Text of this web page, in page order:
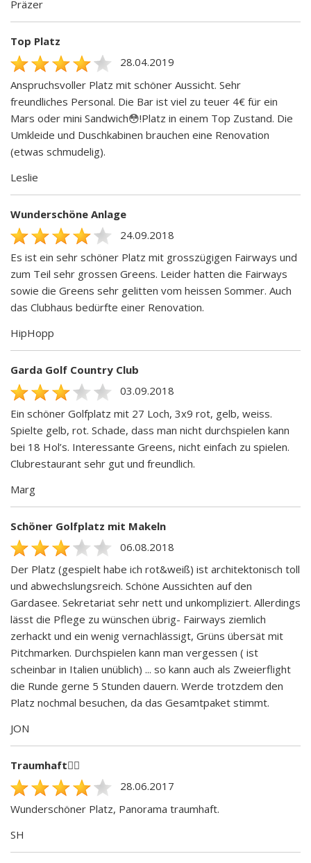
Präzer
Top Platz
28.04.2019
Anspruchsvoller Platz mit schöner Aussicht. Sehr
freundliches Personal. Die Bar ist viel zu teuer 4€ für ein
Mars oder mini Sandwich😳!Platz in einem Top Zustand. Die
Umkleide und Duschkabinen brauchen eine Renovation
(etwas schmudelig).
Leslie
Wunderschöne Anlage
24.09.2018
Es ist ein sehr schöner Platz mit grosszügigen Fairways und
zum Teil sehr grossen Greens. Leider hatten die Fairways
sowie die Greens sehr gelitten vom heissen Sommer. Auch
das Clubhaus bedürfte einer Renovation.
HipHopp
Garda Golf Country Club
03.09.2018
Ein schöner Golfplatz mit 27 Loch, 3x9 rot, gelb, weiss.
Spielte gelb, rot. Schade, dass man nicht durchspielen kann
bei 18 Hol’s. Interessante Greens, nicht einfach zu spielen.
Clubrestaurant sehr gut und freundlich.
Marg
Schöner Golfplatz mit Makeln
06.08.2018
Der Platz (gespielt habe ich rot&weiß) ist architektonisch toll
und abwechslungsreich. Schöne Aussichten auf den
Gardasee. Sekretariat sehr nett und unkompliziert. Allerdings
lässt die Pflege zu wünschen übrig- Fairways ziemlich
zerhackt und ein wenig vernachlässigt, Grüns übersät mit
Pitchmarken. Durchspielen kann man vergessen ( ist
scheinbar in Italien unüblich) ... so kann auch als Zweierflight
die Runde gerne 5 Stunden dauern. Werde trotzdem den
Platz nochmal besuchen, da das Gesamtpaket stimmt.
JON
Traumhaft🏌️‍♀️
28.06.2017
Wunderschöner Platz, Panorama traumhaft.
SH